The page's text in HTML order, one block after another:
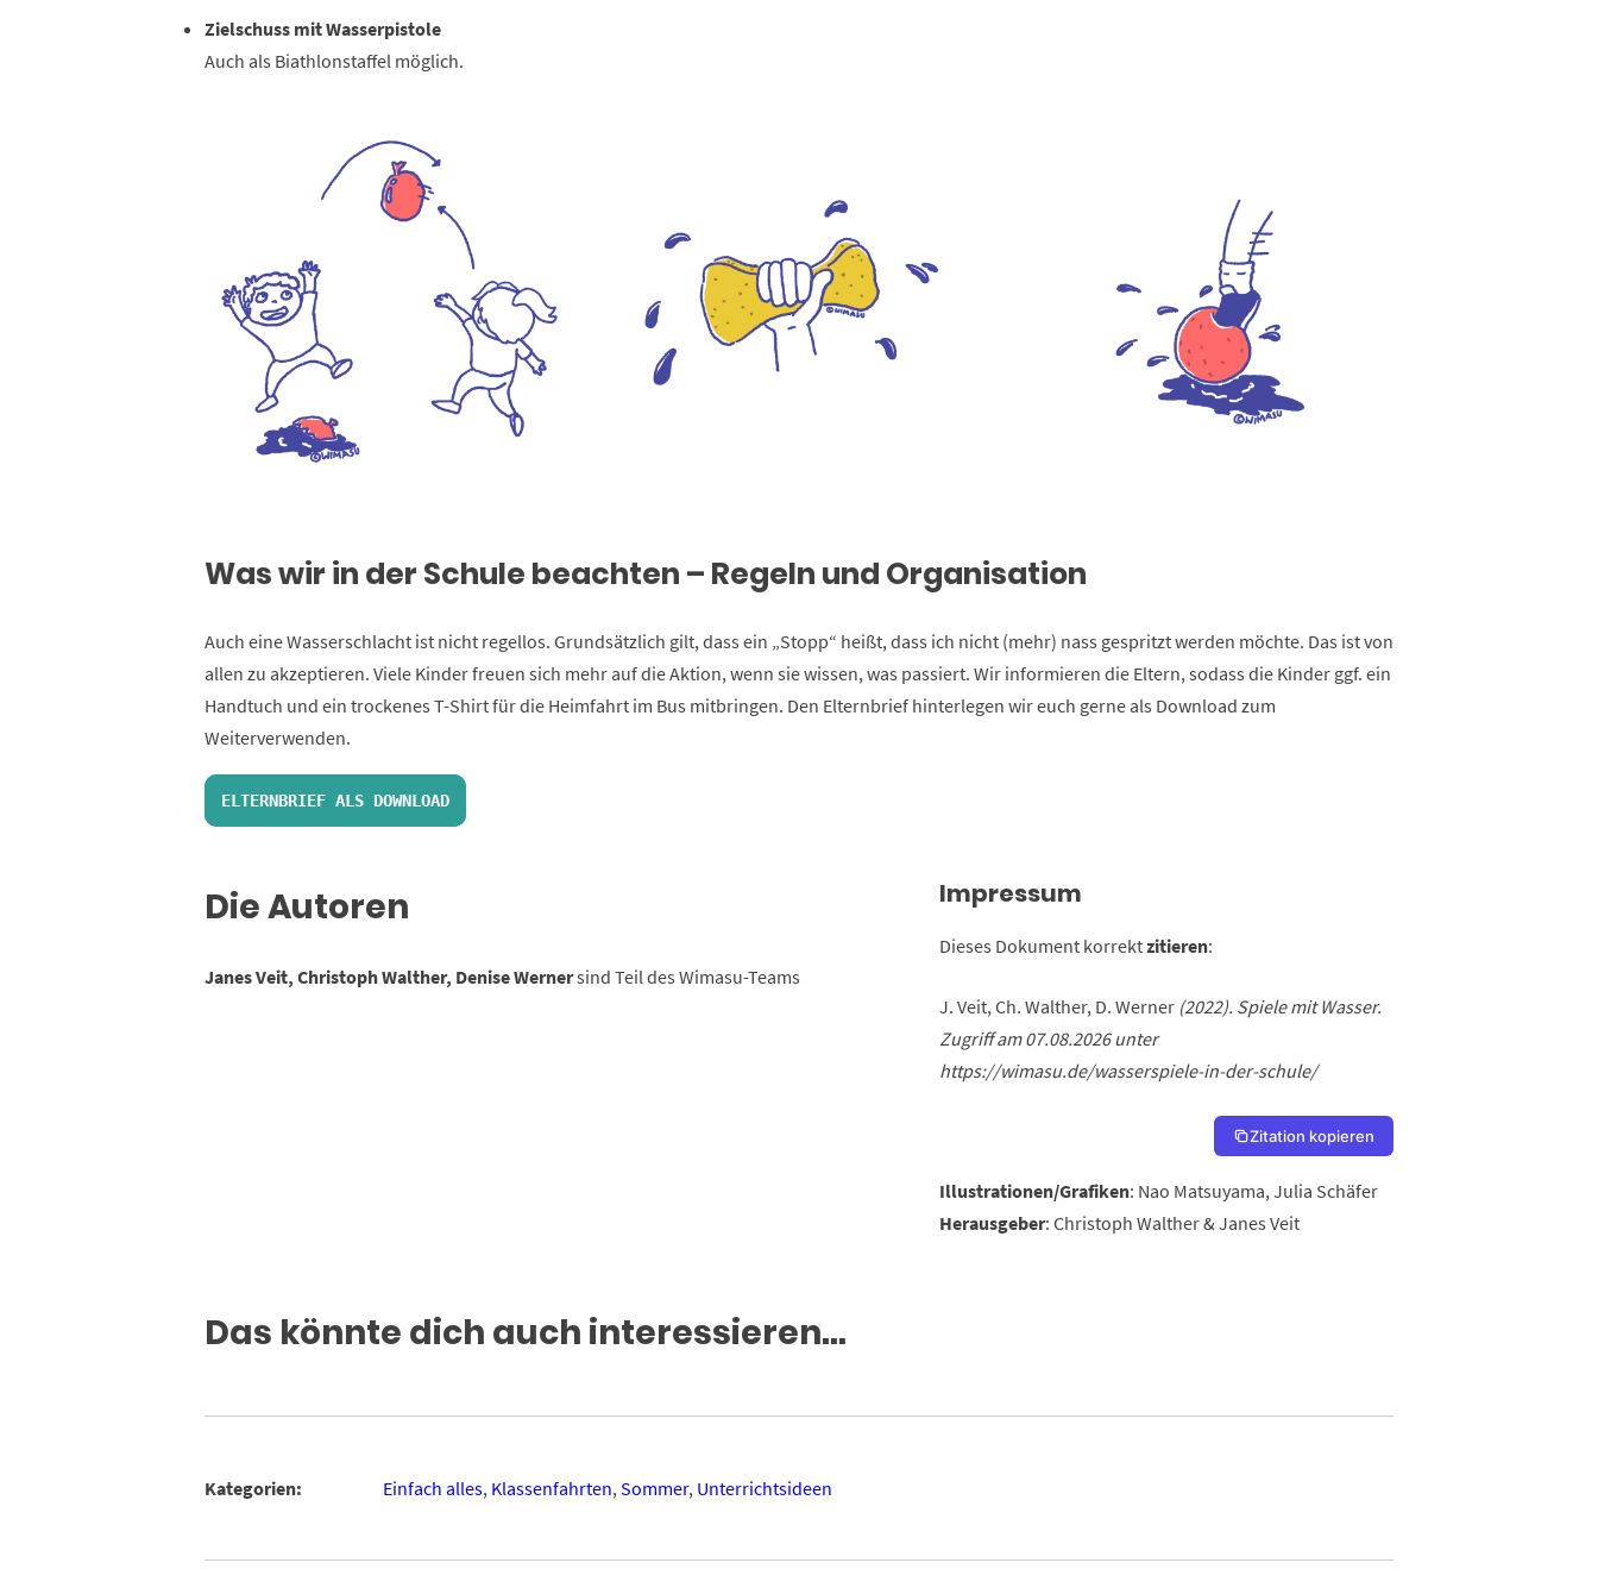
Zielschuss mit Wasserpistole
Auch als Biathlonstaffel möglich.
Was wir in der Schule beachten – Regeln und Organisation
Auch eine Wasserschlacht ist nicht regellos. Grundsätzlich gilt, dass ein „Stopp“ heißt, dass ich nicht (mehr) nass gespritzt werden möchte. Das ist von
allen zu akzeptieren. Viele Kinder freuen sich mehr auf die Aktion, wenn sie wissen, was passiert. Wir informieren die Eltern, sodass die Kinder ggf. ein
Handtuch und ein trockenes T-Shirt für die Heimfahrt im Bus mitbringen. Den Elternbrief hinterlegen wir euch gerne als Download zum
Weiterverwenden.
ELTERNBRIEF ALS DOWNLOAD
Die Autoren
Janes Veit, Christoph Walther, Denise Wernersind Teil des Wimasu-Teams
Impressum
Dieses Dokument korrektzitieren:
J. Veit, Ch. Walther, D. Werner (2022). Spiele mit Wasser.
Zugriff am 07.08.2026 unter
https://wimasu.de/wasserspiele-in-der-schule/
Zitation kopieren
Illustrationen/Grafiken: Nao Matsuyama, Julia Schäfer
Herausgeber: Christoph Walther & Janes Veit
Das könnte dich auch interessieren…
Kategorien: Einfach alles, Klassenfahrten, Sommer, Unterrichtsideen